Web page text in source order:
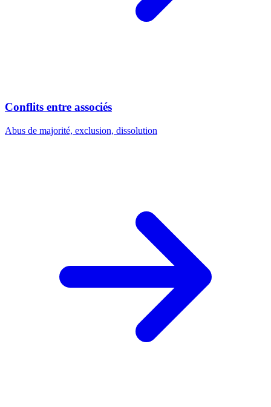
Conflits entre associés
Abus de majorité, exclusion, dissolution